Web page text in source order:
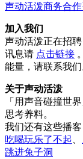
声动活泼商务合
加入我们
声动活泼正在招
讯息请 点击链接
能量，请联系我们
关于声动活泼
「用声音碰撞世
思考养料。
我们还有这些播客
吃喝玩乐了不起
跳进兔子洞